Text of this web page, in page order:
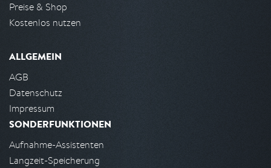
Preise & Shop
Kostenlos nutzen
ALLGEMEIN
AGB
Datenschutz
Impressum
SONDERFUNKTIONEN
Aufnahme-Assistenten
Langzeit-Speicherung